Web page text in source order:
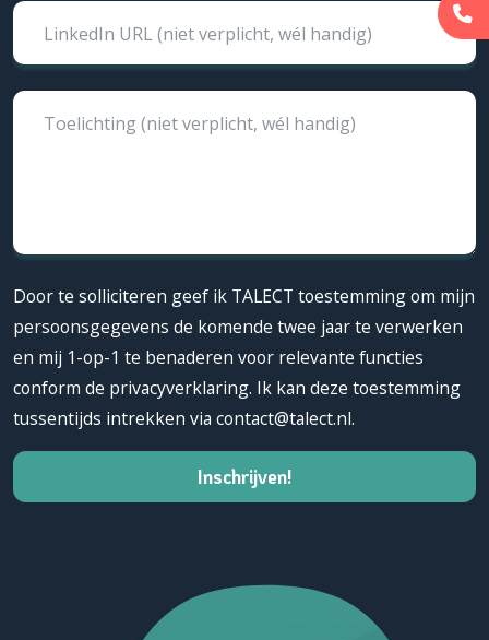
LinkedIn URL (niet verplicht, wél handig)
Toelichting (niet verplicht, wél handig)
Door te solliciteren geef ik TALECT toestemming om mijn
persoonsgegevens de komende twee jaar te verwerken
en mij 1-op-1 te benaderen voor relevante functies
conform de privacyverklaring. Ik kan deze toestemming
tussentijds intrekken via contact@talect.nl.